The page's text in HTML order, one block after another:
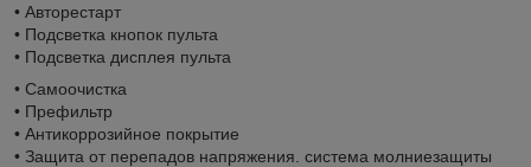
• Авторестарт
• Подсветка кнопок пульта
• Подсветка дисплея пульта
• Самоочистка
• Префильтр
• Антикоррозийное покрытие
• Защита от перепадов напряжения. система молниезащиты